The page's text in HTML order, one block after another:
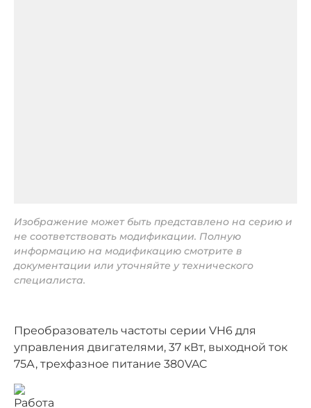
Преобразователь частоты серии VH6 для
управления двигателями, 37 кВт, выходной ток
75А, трехфазное питание 380VAC
Изображение может быть представлено на серию и
не соответствовать модификации. Полную
информацию на модификацию смотрите в
документации или уточняйте у технического
специалиста.